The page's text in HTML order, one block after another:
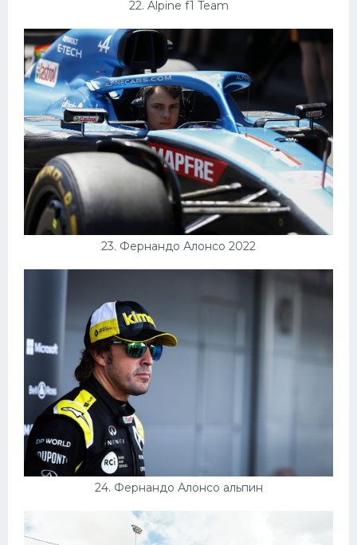
22. Alpine f1 Team
23. Фернандо Алонсо 2022
24. Фернандо Алонсо альпин